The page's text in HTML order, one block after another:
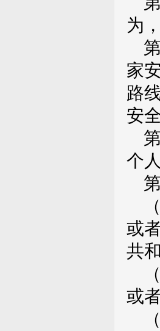
为
家
路
安
个
或
共
或